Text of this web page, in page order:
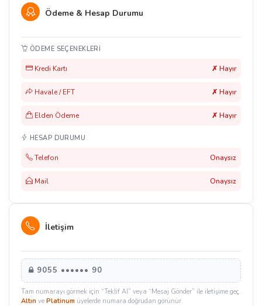
Ödeme & Hesap Durumu
ÖDEME SEÇENEKLERI
Kredi Kartı ✗ Hayır
Havale / EFT ✗ Hayır
Elden Ödeme ✗ Hayır
HESAP DURUMU
Telefon Onaysız
Mail Onaysız
İletişim
9055 •••••• 90
Tam numarayı görmek için “Teklif Al” veya “Mesaj Gönder” ile iletişime geç.
Altın ve Platinum üyelerde numara doğrudan görünür.